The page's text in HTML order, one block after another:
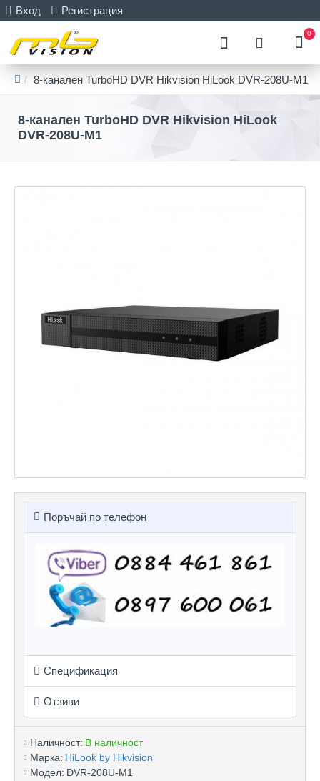
Вход Регистрация
0
8-канален TurboHD DVR Hikvision HiLook DVR-208U-M1
8-канален TurboHD DVR Hikvision HiLook
DVR-208U-M1
Поръчай по телефон
Спецификация
Отзиви
Наличност: В наличност
Марка: HiLook by Hikvision
Модел: DVR-208U-M1